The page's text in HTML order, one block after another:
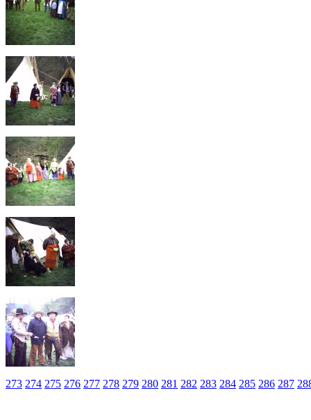
273 274 275 276 277 278 279 280 281 282 283 284 285 286 287